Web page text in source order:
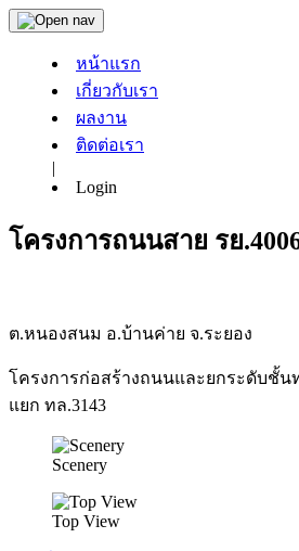
หน้าแรก
เกี่ยวกับเรา
ผลงาน
ติดต่อเรา
|
Login
โครงการถนนสาย รย
ต.หนองสนม อ.บ้านค่าย จ.ระยอง
โครงการก่อสร้างถนนและยกระดับชั้น
แยก ทล.3143
Scenery
Top View